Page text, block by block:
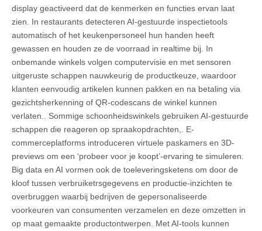
display geactiveerd dat de kenmerken en functies ervan laat
zien. In restaurants detecteren AI-gestuurde inspectietools
automatisch of het keukenpersoneel hun handen heeft
gewassen en houden ze de voorraad in realtime bij. In
onbemande winkels volgen computervisie en met sensoren
uitgeruste schappen nauwkeurig de productkeuze, waardoor
klanten eenvoudig artikelen kunnen pakken en na betaling via
gezichtsherkenning of QR-codescans de winkel kunnen
verlaten.. Sommige schoonheidswinkels gebruiken AI-gestuurde
schappen die reageren op spraakopdrachten,. E-
commerceplatforms introduceren virtuele paskamers en 3D-
previews om een ‘probeer voor je koopt’-ervaring te simuleren.
Big data en AI vormen ook de toeleveringsketens om door de
kloof tussen verbruiketrsgegevens en productie-inzichten te
overbruggen waarbij bedrijven de gepersonaliseerde
voorkeuren van consumenten verzamelen en deze omzetten in
op maat gemaakte productontwerpen. Met AI-tools kunnen